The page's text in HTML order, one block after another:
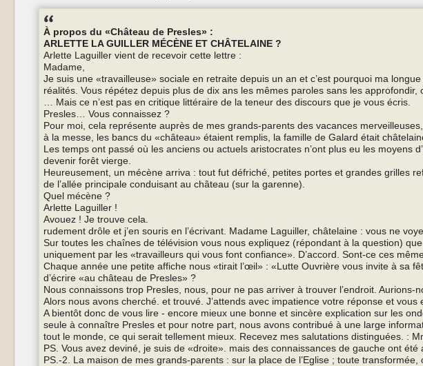
À propos du «Château de Presles» :
ARLETTE LA GUILLER MÉCÈNE ET CHÂTELAINE ?
Arlette Laguiller vient de recevoir cette lettre :
Madame,
Je suis une «travailleuse» sociale en retraite depuis un an et c’est pourquoi ma
réalités. Vous répétez depuis plus de dix ans les mêmes paroles sans les
… Mais ce n’est pas en critique littéraire de la teneur des discours que je vous écris.
Presles… Vous connaissez ?
Pour moi, cela représente auprès de mes grands-parents des vacances
à la messe, les bancs du «château» étaient remplis, la famille de Galard était
Les temps ont passé où les anciens ou actuels aristocrates n’ont plus eu les moyens
devenir forêt vierge.
Heureusement, un mécène arriva : tout fut défriché, petites portes et grandes grilles
de l’allée principale conduisant au château (sur la garenne).
Quel mécène ?
Arlette Laguiller !
Avouez ! Je trouve cela.
rudement drôle et j’en souris en l’écrivant. Madame Laguiller, châtelaine : vous ne
Sur toutes les chaînes de télévision vous nous expliquez (répondant à la question)
uniquement par les «travailleurs qui vous font confiance». D’accord. Sont-ce ces
Chaque année une petite affiche nous «tirait l’œil» : «Lutte Ouvrière vous invite à sa
d’écrire «au château de Presles» ?
Nous connaissons trop Presles, nous, pour ne pas arriver à trouver l’endroit. Aurions-
Alors nous avons cherché. et trouvé. J’attends avec impatience votre réponse et vous
A bientôt donc de vous lire - encore mieux une bonne et sincère explication sur les
seule à connaître Presles et pour notre part, nous avons contribué à une large
tout le monde, ce qui serait tellement mieux. Recevez mes salutations distinguées. :
PS. Vous avez deviné, je suis de «droite». mais des connaissances de gauche ont été
PS.-2. La maison de mes grands-parents : sur la place de l’Eglise ; toute transformée,